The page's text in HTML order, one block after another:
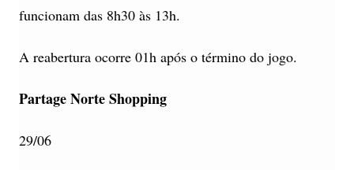
funcionam das 8h30 às 13h.
A reabertura ocorre 01h após o término do jogo.
Partage Norte Shopping
29/06